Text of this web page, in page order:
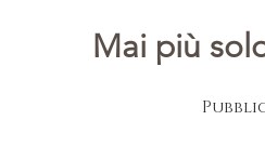
Mai più